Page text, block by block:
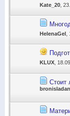
Kate_20 ,
HelenaGel
KLUX ,
Стоит